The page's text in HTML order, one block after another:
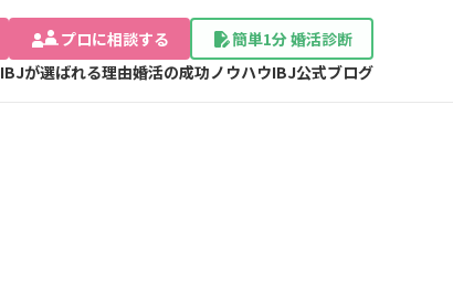
プロに相談する
簡単1分 婚活診断
IBJが選ばれる理由婚活の成功ノウハウIBJ公式ブログ